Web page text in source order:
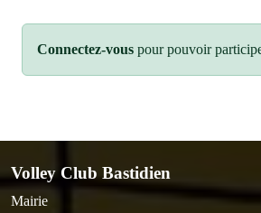
Connectez-vous pour pouvoir
Volley Club Bastidien
Mairie